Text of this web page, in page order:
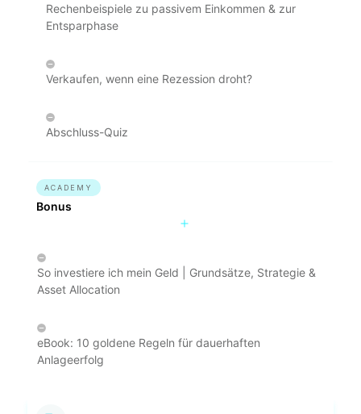
Rechenbeispiele zu passivem Einkommen & zur
Entsparphase
Verkaufen, wenn eine Rezession droht?
Abschluss-Quiz
ACADEMY
Bonus
So investiere ich mein Geld | Grundsätze, Strategie &
Asset Allocation
eBook: 10 goldene Regeln für dauerhaften
Anlageerfolg